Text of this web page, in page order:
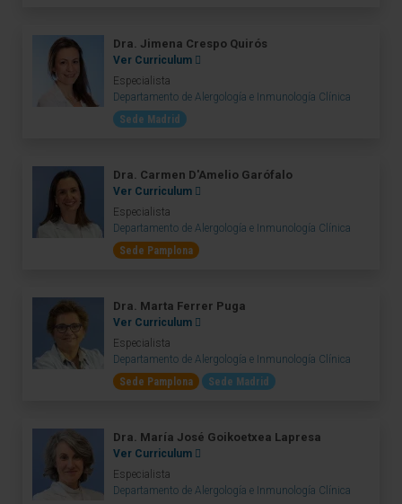
Dra. Jimena Crespo Quirós
Ver Curriculum
Especialista
Departamento de Alergología e Inmunología Clínica
Sede Madrid
Dra. Carmen D'Amelio Garófalo
Ver Curriculum
Especialista
Departamento de Alergología e Inmunología Clínica
Sede Pamplona
Dra. Marta Ferrer Puga
Ver Curriculum
Especialista
Departamento de Alergología e Inmunología Clínica
Sede Pamplona
Sede Madrid
Dra. María José Goikoetxea Lapresa
Ver Curriculum
Especialista
Departamento de Alergología e Inmunología Clínica